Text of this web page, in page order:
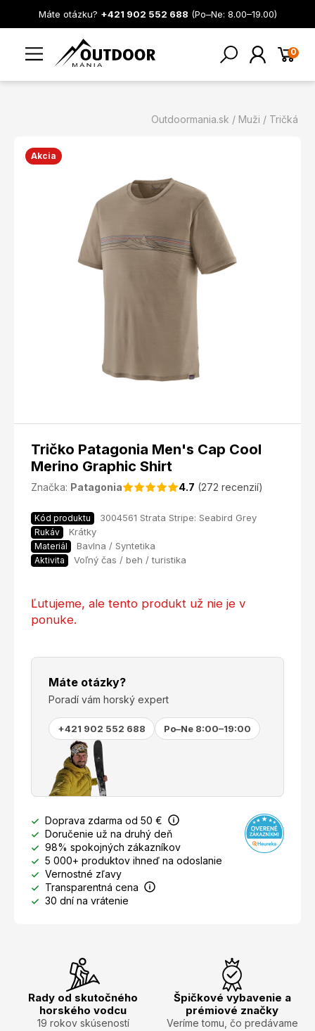
Máte otázku? +421 902 552 688 (Po–Ne: 8.00–19.00)
0
Outdoormania.sk Muži Tričká
Akcia
Tričko Patagonia Men's Cap Cool
Merino Graphic Shirt
Značka: Patagonia 4.7 (272 recenzií)
Kód produktu 3004561 Strata Stripe: Seabird Grey
Rukáv Krátky
Materiál Bavlna / Syntetika
Aktivita Voľný čas / beh / turistika
Ľutujeme, ale tento produkt už nie je v
ponuke.
Máte otázky?
Poradí vám horský expert
+421 902 552 688 Po–Ne 8:00–19:00
Doprava zdarma od 50 €
Doručenie už na druhý deň
98% spokojných zákazníkov
5 000+ produktov ihneď na odoslanie
Vernostné zľavy
Transparentná cena
30 dní na vrátenie
Rady od skutočného
horského vodcu
19 rokov skúseností
Špičkové vybavenie a
prémiové značky
Veríme tomu, čo predávame